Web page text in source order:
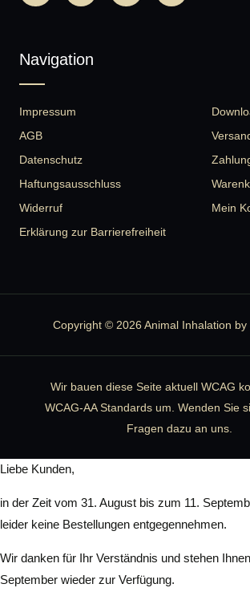
Navigation
Impressum
AGB
Datenschutz
Haftungsausschluss
Widerruf
Erklärung zur Barrierefreiheit
Mein
Copyright © 2026 Animal Inhalation by
Wir bauen diese Seite aktuell WCAG
WCAG-AA Standards um. Wenden Sie
Fragen dazu an uns.
Liebe Kunden,
in der Zeit vom 31. August bis zum 11.
leider keine Bestellungen entgegennehmen.
Wir danken für Ihr Verständnis und stehen
September wieder zur Verfügung.